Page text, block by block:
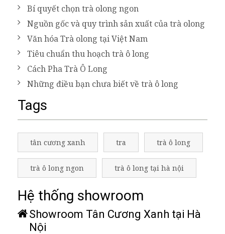
Bí quyết chọn trà olong ngon
Nguồn gốc và quy trình sản xuất của trà olong
Văn hóa Trà olong tại Việt Nam
Tiêu chuẩn thu hoạch trà ô long
Cách Pha Trà Ô Long
Những điều bạn chưa biết về trà ô long
Tags
tân cương xanh tra trà ô long
trà ô long ngon trà ô long tại hà nội
Hệ thống showroom
Showroom Tân Cương Xanh tại Hà
Nội